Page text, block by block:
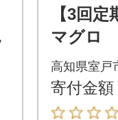
【3回
マグロ
柵 解凍
介 鮪 惣
マグロ
高知県室戸
寄付金額